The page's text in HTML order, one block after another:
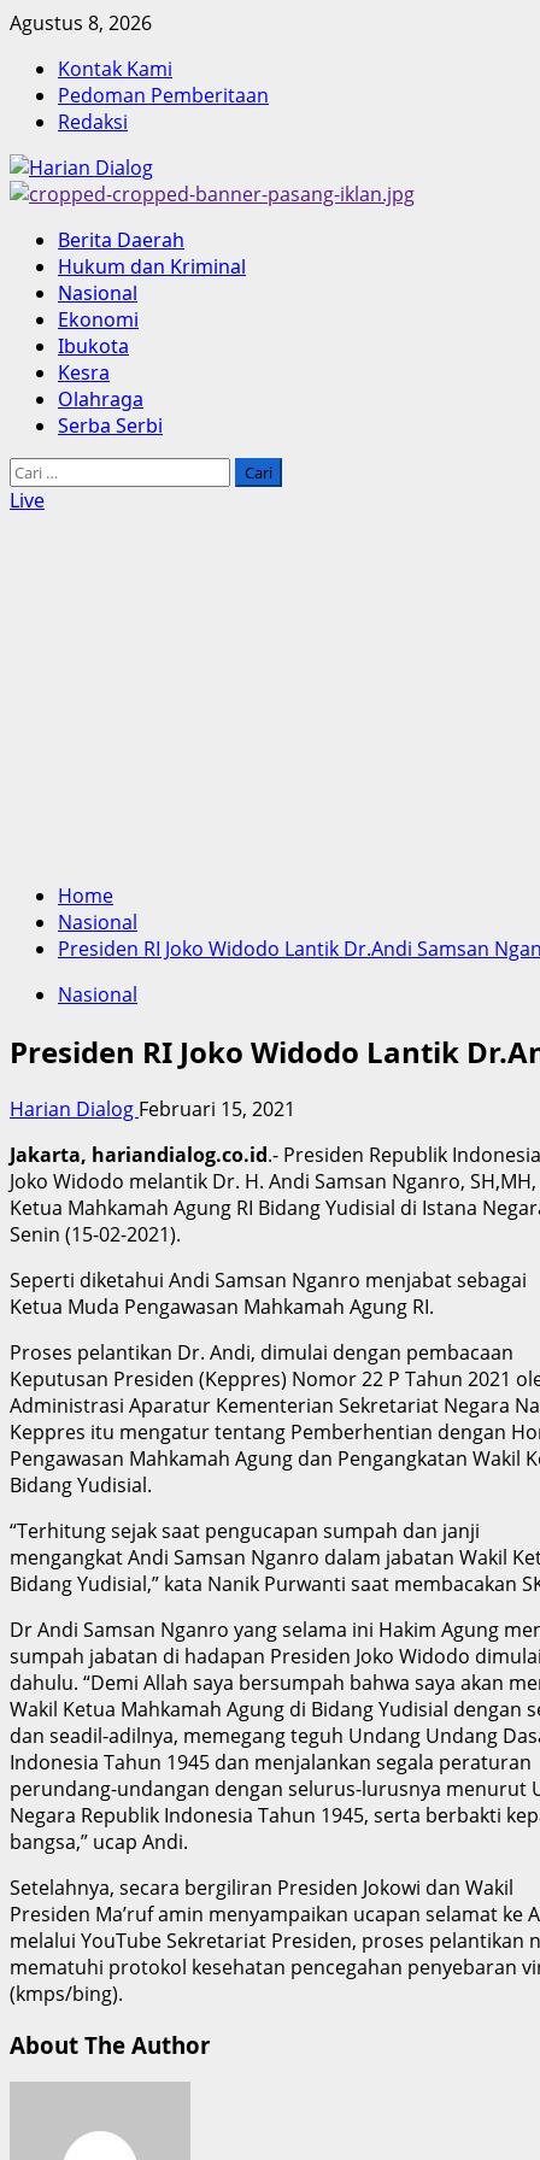
Skip
content
Agustus 8, 2026
Kontak Kami
Pedoman Pemberitaan
Redaksi
Primary
Menu
Berita Daerah
Hukum dan Kriminal
Nasional
Ekonomi
Ibukota
Kesra
Olahraga
Serba Serbi
Cari
untuk:
Live
Home
Nasional
Presiden RI Joko Widodo Lantik Dr.Andi Samsan
Nasional
Presiden RI Joko Widodo Lantik
Harian Dialog Februari 15, 2021
Jakarta, hariandialog.co.id.- Presiden Republik Indonesia
Joko Widodo melantik Dr. H. Andi Samsan Nganro,
Ketua Mahkamah Agung RI Bidang Yudisial di Istana
Senin (15-02-2021).
Seperti diketahui Andi Samsan Nganro menjabat sebagai
Ketua Muda Pengawasan Mahkamah Agung RI.
Proses pelantikan Dr. Andi, dimulai dengan pembacaan
Keputusan Presiden (Keppres) Nomor 22 P Tahun 2021
Administrasi Aparatur Kementerian Sekretariat Negara
Keppres itu mengatur tentang Pemberhentian dengan
Pengawasan Mahkamah Agung dan Pengangkatan Wakil
Bidang Yudisial.
“Terhitung sejak saat pengucapan sumpah dan janji
mengangkat Andi Samsan Nganro dalam jabatan Wakil
Bidang Yudisial,” kata Nanik Purwanti saat membacakan
Dr Andi Samsan Nganro yang selama ini Hakim Agung
sumpah jabatan di hadapan Presiden Joko Widodo
dahulu. “Demi Allah saya bersumpah bahwa saya akan
Wakil Ketua Mahkamah Agung di Bidang Yudisial dengan
dan seadil-adilnya, memegang teguh Undang Undang
Indonesia Tahun 1945 dan menjalankan segala peraturan
perundang-undangan dengan selurus-lurusnya menurut
Negara Republik Indonesia Tahun 1945, serta berbakti
bangsa,” ucap Andi.
Setelahnya, secara bergiliran Presiden Jokowi dan Wakil
Presiden Ma’ruf amin menyampaikan ucapan selamat ke
melalui YouTube Sekretariat Presiden, proses pelantikan
mematuhi protokol kesehatan pencegahan penyebaran
(kmps/bing).
About The Author